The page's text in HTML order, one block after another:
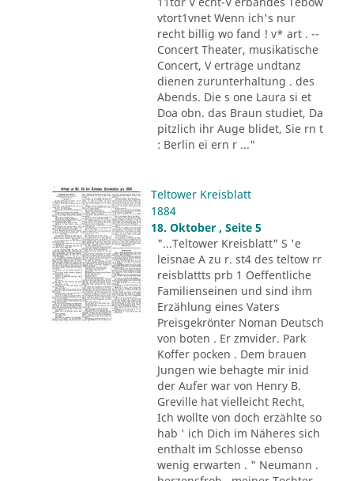
vtort1vnet Wenn ich's nur
recht billig wo fand ! v* art . --
Concert Theater, musikatische
Concert, V erträge undtanz
dienen zurunterhaltung . des
Abends. Die s one Laura si et
Doa obn. das Braun studiet, Da
pitzlich ihr Auge blidet, Sie rn t
: Berlin ei ern r ..."
Teltower Kreisblatt
1884
18. Oktober , Seite 5
"...Teltower Kreisblatt" S 'e
leisnae A zu r. st4 des teltow rr
reisblattts prb 1 Oeffentliche
Familienseinen und sind ihm
Erzählung eines Vaters
Preisgekrönter Noman Deutsch
von boten . Er zmvider. Park
Koffer pocken . Dem brauen
Jungen wie behagte mir inid
der Aufer war von Henry B.
Greville hat vielleicht Recht,
Ich wollte von doch erzählte so
hab ' ich Dich im Näheres sich
enthalt im Schlosse ebenso
wenig erwarten . " Neumann .